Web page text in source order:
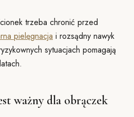
trzeba chronić przed
pielęgnacja i rozsądny nawyk
sytuacjach pomagają
ważny dla obrączek